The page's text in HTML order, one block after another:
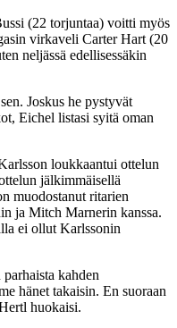
(22 torjuntaa) voitti myös
virkaveli Carter Hart (20
neljässä edellisessäkin
Joskus he pystyvät
Eichel listasi syitä oman
loukkaantui ottelun
jälkimmäisellä
muodostanut ritarien
ja Mitch Marnerin kanssa.
ei ollut Karlssonin
kahden
hänet takaisin. En suoraan
huokaisi.